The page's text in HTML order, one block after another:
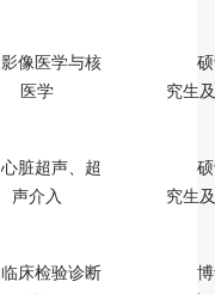
影像医学与核
医学
究生
心脏超声、超
声介入
究生
临床检验诊断